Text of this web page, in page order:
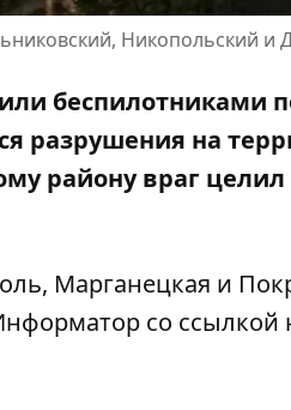
Никопольский
беспилотниками
разрушения на
району враг
Марганецкая и
со ссылкой